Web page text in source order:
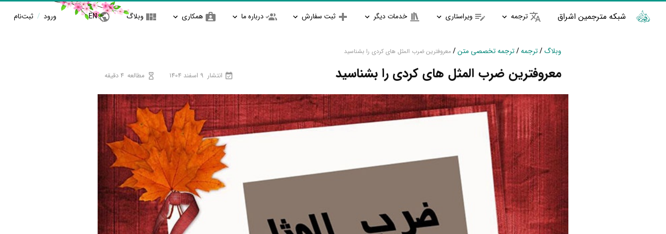
شبکه مترجمین اشراق ترجمه ویراستاری خدمات دیگر ثبت سفارش درباره ما همکاری وبلاگ EN ورود / ثبت‌نام
وبلاگ /ترجمه/ترجمه تخصصی متن/ معروفترین ضرب المثل های کردی را بشناسید
معروفترین ضرب المثل های کردی را بشناسید انتشار 9 اسفند 1404 مطالعه 4 دقیقه